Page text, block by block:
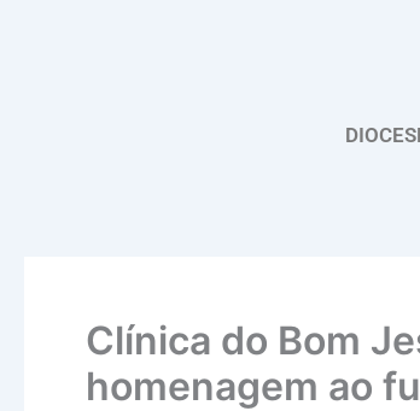
Clínica do Bom
homenagem ao